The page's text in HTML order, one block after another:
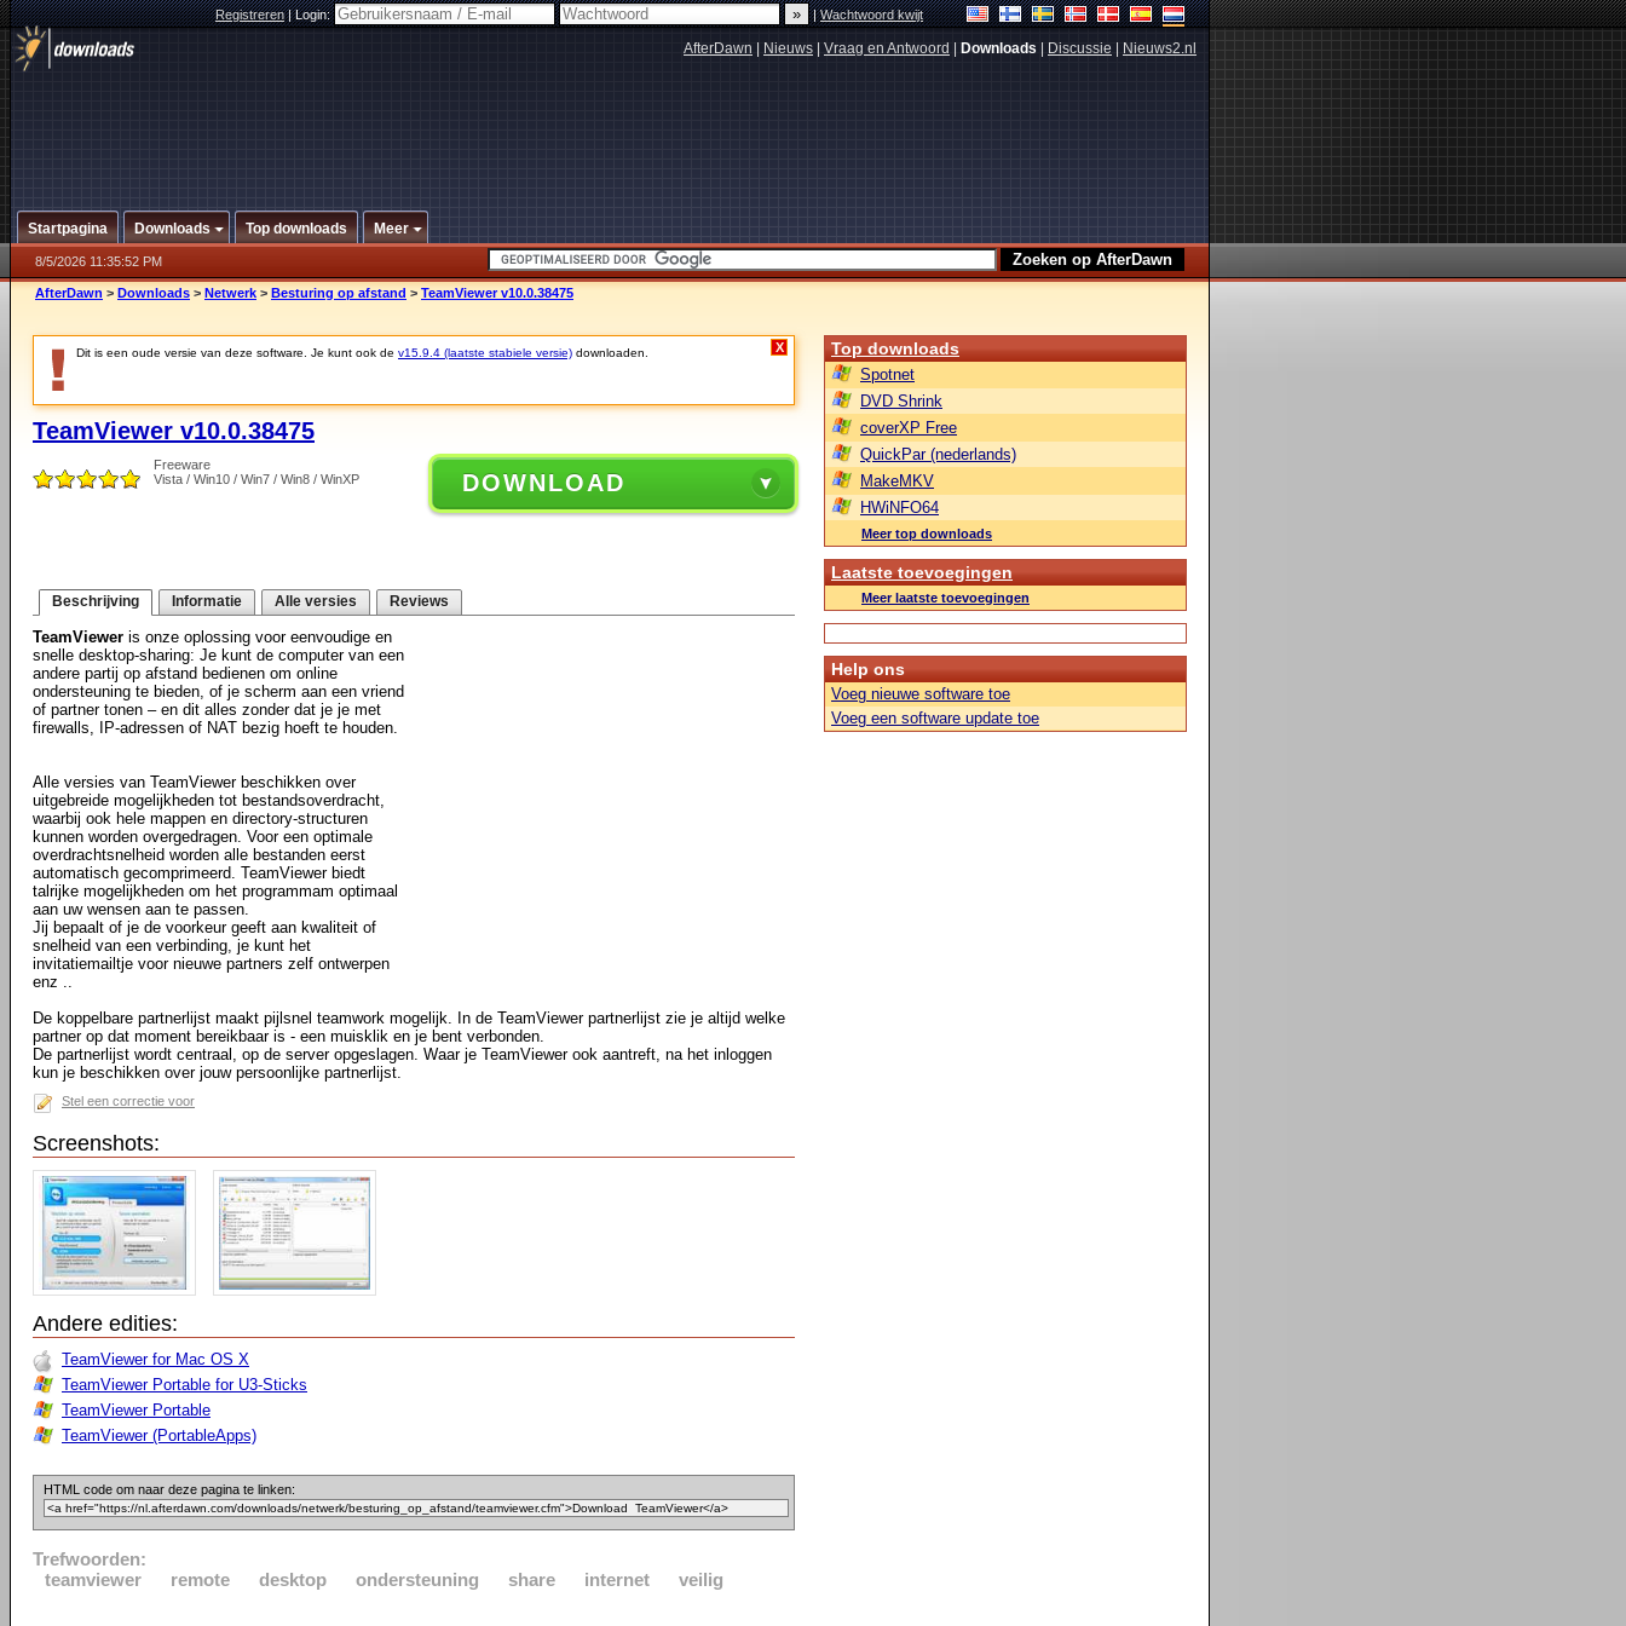
Registreren|Login: |Wachtwoord kwijt
AfterDawn Nieuws Vraag en Antwoord Downloads Discussie Nieuws2.nl
Startpagina Downloads Top downloads Meer
8/5/2026 11:35:52 PM
AfterDawn > Downloads > Netwerk > Besturing op afstand > TeamViewer v10.0.38475
Dit is een oude versie van deze software. Je kunt ook de v15.9.4 (laatste stabiele versie) downloaden. X
TeamViewer v10.0.38475
Freeware
Vista / Win10 / Win7 / Win8 / WinXP
DOWNLOAD
Beschrijving Informatie Alle versies Reviews
TeamViewer is onze oplossing voor eenvoudige en
snelle desktop-sharing: Je kunt de computer van een
andere partij op afstand bedienen om online
ondersteuning te bieden, of je scherm aan een vriend
of partner tonen – en dit alles zonder dat je je met
firewalls, IP-adressen of NAT bezig hoeft te houden.
Alle versies van TeamViewer beschikken over
uitgebreide mogelijkheden tot bestandsoverdracht,
waarbij ook hele mappen en directory-structuren
kunnen worden overgedragen. Voor een optimale
overdrachtsnelheid worden alle bestanden eerst
automatisch gecomprimeerd. TeamViewer biedt
talrijke mogelijkheden om het programmam optimaal
aan uw wensen aan te passen.
Jij bepaalt of je de voorkeur geeft aan kwaliteit of
snelheid van een verbinding, je kunt het
invitatiemailtje voor nieuwe partners zelf ontwerpen
enz ..
De koppelbare partnerlijst maakt pijlsnel teamwork mogelijk. In de TeamViewer partnerlijst zie je altijd welke
partner op dat moment bereikbaar is - een muisklik en je bent verbonden.
De partnerlijst wordt centraal, op de server opgeslagen. Waar je TeamViewer ook aantreft, na het inloggen
kun je beschikken over jouw persoonlijke partnerlijst.
Stel een correctie voor
Screenshots:
Andere edities:
TeamViewer for Mac OS X
TeamViewer Portable for U3-Sticks
TeamViewer Portable
TeamViewer (PortableApps)
HTML code om naar deze pagina te linken:
Trefwoorden:
teamviewer
remote desktop ondersteuning share internet veilig
Top downloads
Spotnet
DVD Shrink
coverXP Free
QuickPar (nederlands)
MakeMKV
HWiNFO64
Meer top downloads
Laatste toevoegingen
Meer laatste toevoegingen
Help ons
Voeg nieuwe software toe
Voeg een software update toe